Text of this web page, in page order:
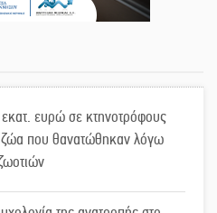
ευρώ σε κτηνοτρόφους
ζώα που θανατώθηκαν λόγω